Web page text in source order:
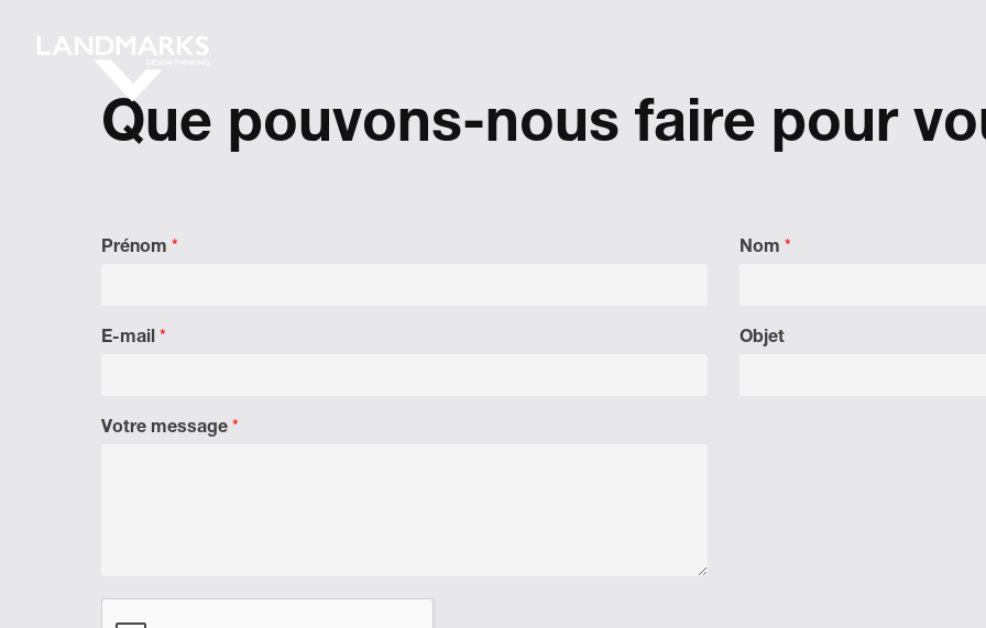
Que pouvons-nous faire pour
Prénom * Nom *
E-mail * Objet
Votre message *